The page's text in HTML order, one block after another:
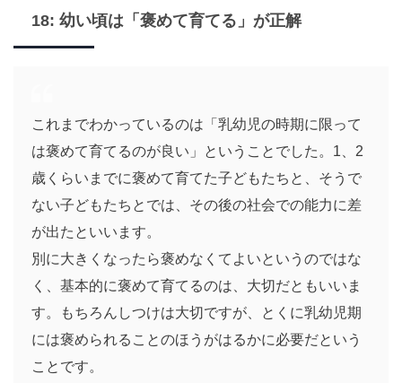
18: 幼い頃は「褒めて育てる」が正解
これまでわかっているのは「乳幼児の時期に限って
は褒めて育てるのが良い」ということでした。1、2
歳くらいまでに褒めて育てた子どもたちと、そうで
ない子どもたちとでは、その後の社会での能力に差
が出たといいます。
別に大きくなったら褒めなくてよいというのではな
く、基本的に褒めて育てるのは、大切だともいいま
す。もちろんしつけは大切ですが、とくに乳幼児期
には褒められることのほうがはるかに必要だという
ことです。